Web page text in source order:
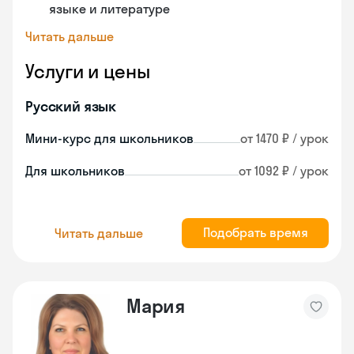
языке и литературе
Читать дальше
Услуги и цены
Русский язык
Мини-курс для школьников от 1470 ₽ / урок
Для школьников от 1092 ₽ / урок
Читать дальше Подобрать время
Мария